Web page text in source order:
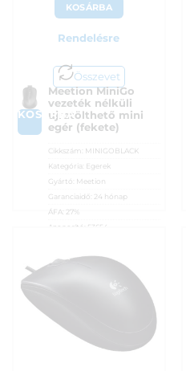
KOSÁRBA
Rendelésre
Összevet
KOSÁRBA
Meetion MiniGo
vezeték nélküli
újratölthető mini
egér (fekete)
Cikkszám: MINIGOBLACK
Kategória: Egerek
Gyártó: Meetion
Garanciaidő:
24 hónap
ÁFA:
27%
Azonosító: 53654